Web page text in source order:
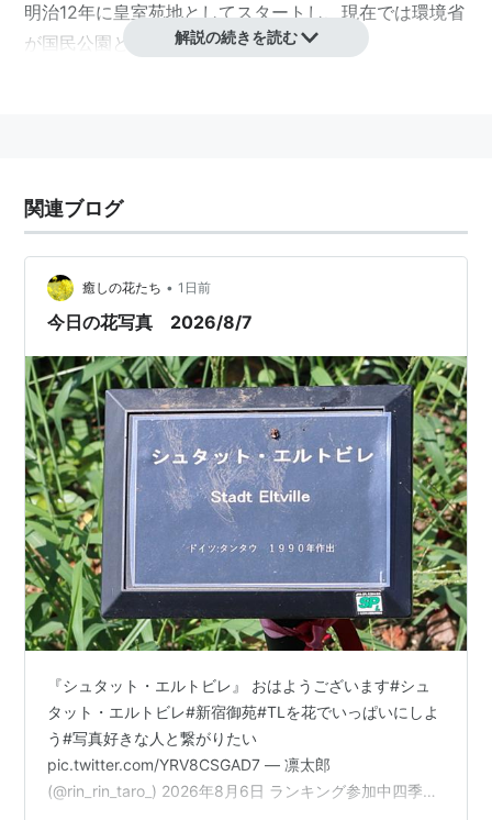
明治12年に皇室苑地としてスタートし、現在では環境省
が国民公園 として管理している。
新宿御苑前駅、新宿三丁目駅、千駄ヶ谷駅を周辺とする
一帯。
新宿駅より徒歩10分
9:00〜16:30 入園は16:00まで。
温室等の施設は入園時間に制限あり。
温室は現在新温室開館(平成24年《2012年》春予
定)までの間、閉館中。
月曜閉園。春と秋に特別開園（期間中無休）あり。
入園料
大人200円 小中学生50円
解説の続きを読む
関連ブログ
癒しの花たち • 1日前
今日の花写真 2026/8/7
『シュタット・エルトビレ』 おはようございます#シュ
タット・エルトビレ#新宿御苑#TLを花でいっぱいにしよ
う#写真好きな人と繋がりたい
pic.twitter.com/YRV8CSGAD7 — 凛太郎
(@rin_rin_taro_) 2026年8月6日 ランキング参加中四季の